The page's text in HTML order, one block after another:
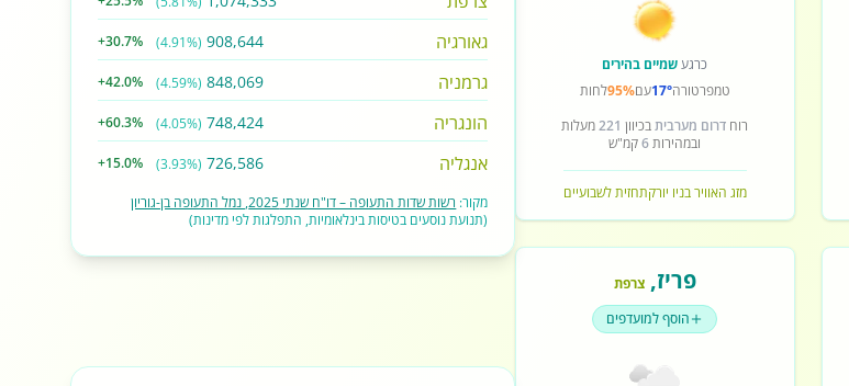
כרגעשמיים בהירים
טמפרטורה17°עם95%לחות
רוח דרום מערביתבכיוון 221מעלות
ובמהירות6קמ"ש
מזג האוויר בניו יורקתחזית לשבועיים
פריז,צרפת
הוסף למועדפים
גאורגיה 908,644
(4.91%)
+30.7%
גרמניה 848,069
(4.59%)
+42.0%
הונגריה 748,424
(4.05%)
+60.3%
אנגליה 726,586
(3.93%)
+15.0%
מקור: רשות שדות התעופה – דו"ח שנתי 2025, נמל התעופה בן-גוריון
(תנועת נוסעים בטיסות בינלאומיות, התפלגות לפי מדינות)